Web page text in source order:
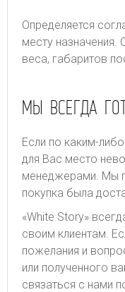
Определяется
месту назначения.
веса, габаритов
МЫ ВСЕГДА
Если по каким-
для Вас место
менеджерами. Мы
покупка была
«White Story»
своим клиентам.
пожелания и
или полученного
связаться с нами